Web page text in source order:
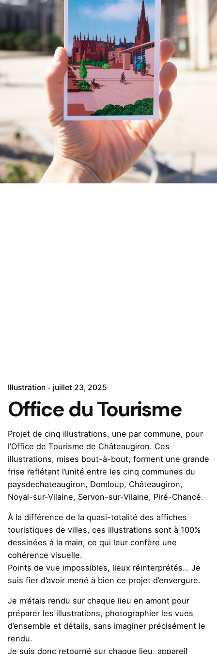
Illustration juillet 23, 2025
Office du Tourisme
Projet de cinq illustrations, une par commune, pour
l’Office de Tourisme de Châteaugiron. Ces
illustrations, mises bout-à-bout, forment une grande
frise reflétant l’unité entre les cinq communes du
paysdechateaugiron, Domloup, Châteaugiron,
Noyal-sur-Vilaine, Servon-sur-Vilaine, Piré-Chancé.
À la différence de la quasi-totalité des affiches
touristiques de villes, ces illustrations sont à 100%
dessinées à la main, ce qui leur confère une
cohérence visuelle.
Points de vue impossibles, lieux réinterprétés… Je
suis fier d’avoir mené à bien ce projet d’envergure.
Je m’étais rendu sur chaque lieu en amont pour
préparer les illustrations, photographier les vues
d’ensemble et détails, sans imaginer précisément le
rendu.
Je suis donc retourné sur chaque lieu, appareil